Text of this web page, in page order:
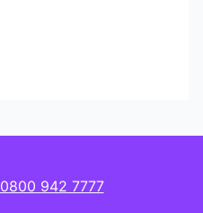
0800 942 7777